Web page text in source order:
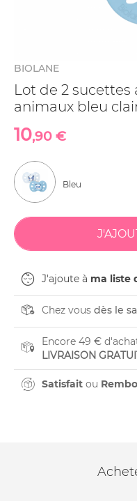
BIOLANE
Lot de 2 sucettes
animaux bleu
10,90 €
Bleu
J'ajoute à ma liste
Chez vous dès le
Encore 49 €
LIVRAISON
Satisfait ou